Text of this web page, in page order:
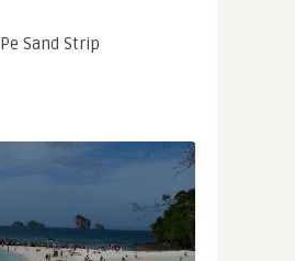
Pe Sand Strip